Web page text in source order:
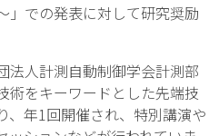
」での発表に対して研究奨励
人計測自動制御学会計測部
術をキーワードとした先端技
、年1回開催され、特別講演や